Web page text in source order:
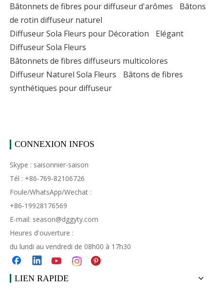
Bâtonnets de fibres pour diffuseur d'arômes
Bâtons
de rotin diffuseur naturel
Diffuseur Sola Fleurs pour Décoration
Elégant
Diffuseur Sola Fleurs
Bâtonnets de fibres diffuseurs multicolores
Diffuseur Naturel Sola Fleurs
Bâtons de fibres
synthétiques pour diffuseur
CONNEXION INFOS
Skype : saisonnier-saison
Tél : +86-769-82106726
Foule/WhatsApp/Wechat :
+86-19928176569
E-mail: season@dggyty.com
Heures d'ouverture :
du lundi au vendredi de 08h00 à 17h30
LIEN RAPIDE